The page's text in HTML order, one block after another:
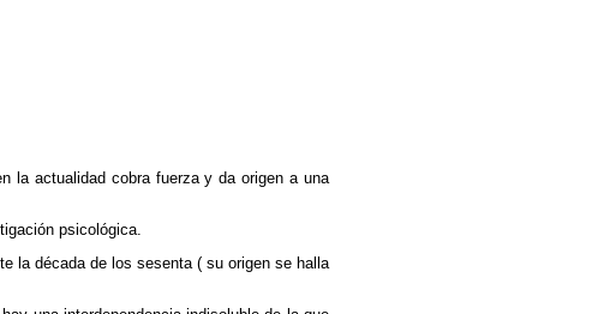
la actualidad cobra fuerza y da origen a una
psicológica.
la década de los sesenta ( su origen se halla